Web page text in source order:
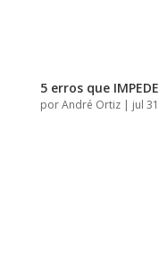
5 erros que
porAndré Ortiz| jul